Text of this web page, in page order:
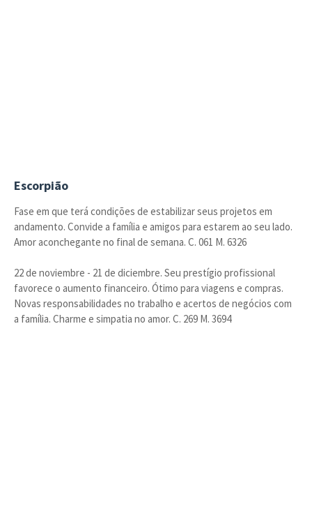
Escorpião
Fase em que terá condições de estabilizar seus projetos em
andamento. Convide a família e amigos para estarem ao seu lado.
Amor aconchegante no final de semana. C. 061 M. 6326
22 de noviembre - 21 de diciembre. Seu prestígio profissional
favorece o aumento financeiro. Ótimo para viagens e compras.
Novas responsabilidades no trabalho e acertos de negócios com
a família. Charme e simpatia no amor. C. 269 M. 3694